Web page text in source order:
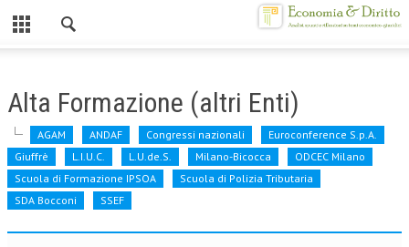
CHI SIAMO
MISSION
CONTATTI
Alta Formazione (altri Enti)
AGAM ANDAF Congressi nazionali
Euroconference S.p.A.
Giuffrè
L.I.U.C. L.U.de.S. Milano-Bicocca
ODCEC Milano
Scuola di Formazione IPSOA
Scuola di Polizia Tributaria
SDA Bocconi
SSEF